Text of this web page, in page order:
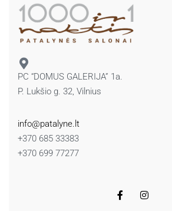
PC “DOMUS GALERIJA” 1a.
P. Lukšio g. 32, Vilnius
info@patalyne.lt
+370 685 33383
+370 699 77277